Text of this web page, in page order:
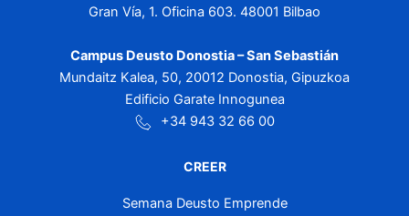
Gran Vía, 1. Oficina 603. 48001 Bilbao
Campus Deusto Donostia – San Sebastián
Mundaitz Kalea, 50, 20012 Donostia, Gipuzkoa
Edificio Garate Innogunea
+34 943 32 66 00
CREER
Semana Deusto Emprende